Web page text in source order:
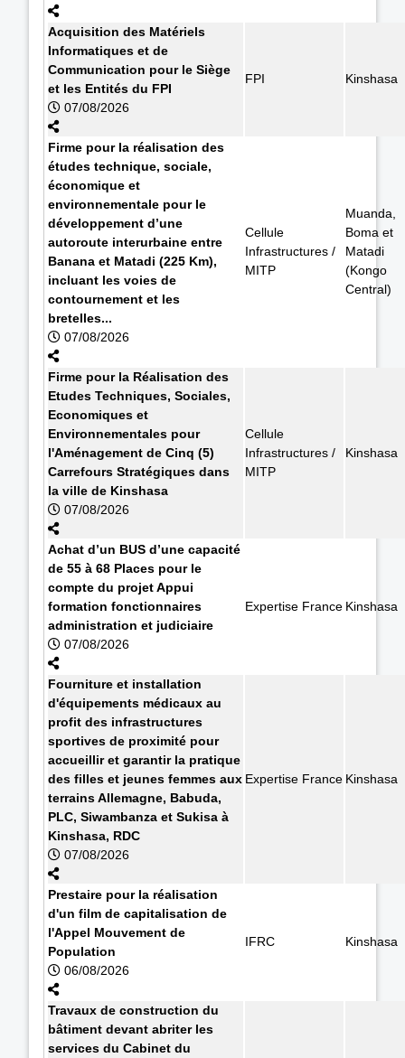
Acquisition des Matériels
Informatiques et de
Communication pour le Siège
et les Entités du FPI
07/08/2026
FPI Kinshasa
Firme pour la réalisation des
études technique, sociale,
économique et
environnementale pour le
développement d’une
autoroute interurbaine entre
Banana et Matadi (225 Km),
incluant les voies de
contournement et les
bretelles...
07/08/2026
Cellule
Infrastructures /
MITP
Muanda,
Boma et
Matadi
(Kongo
Central)
Firme pour la Réalisation des
Etudes Techniques, Sociales,
Economiques et
Environnementales pour
l'Aménagement de Cinq (5)
Carrefours Stratégiques dans
la ville de Kinshasa
07/08/2026
Cellule
Infrastructures /
MITP
Kinshasa
Achat d’un BUS d’une capacité
de 55 à 68 Places pour le
compte du projet Appui
formation fonctionnaires
administration et judiciaire
07/08/2026
Expertise France Kinshasa
Fourniture et installation
d'équipements médicaux au
profit des infrastructures
sportives de proximité pour
accueillir et garantir la pratique
des filles et jeunes femmes aux
terrains Allemagne, Babuda,
PLC, Siwambanza et Sukisa à
Kinshasa, RDC
07/08/2026
Expertise France Kinshasa
Prestaire pour la réalisation
d'un film de capitalisation de
l'Appel Mouvement de
Population
06/08/2026
IFRC Kinshasa
Travaux de construction du
bâtiment devant abriter les
services du Cabinet du